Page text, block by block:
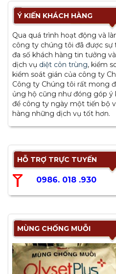
Ý KIẾN KHÁCH HÀNG
Qua quá trình hoạt động và
công ty chúng tôi đã được sự
đa số khách hàng tin tưởng
dịch vụ diệt côn trùng, kiểm
kiểm soát gián của công ty
Công ty Chúng tôi rất mong
ủng hộ cũng như đóng góp ý
để công ty ngày một tiến bộ
hàng những dịch vụ tốt hơn.
HỖ TRỢ TRỰC TUYẾN
0986. 018 .930
MÙNG CHỐNG MUỖI